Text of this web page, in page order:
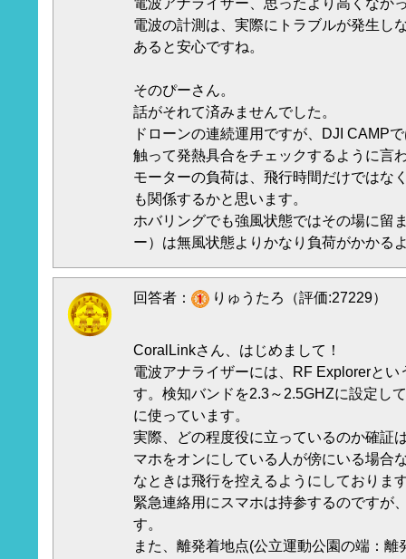
電波アナライザー、思ったより高くなか
電波の計測は、実際にトラブルが発生し
あると安心ですね。
そのぴーさん。
話がそれて済みませんでした。
ドローンの連続運用ですが、DJI CAMP
触って発熱具合をチェックするように言
モーターの負荷は、飛行時間だけではな
も関係するかと思います。
ホバリングでも強風状態ではその場に留
ー）は無風状態よりかなり負荷がかかる
回答者： りゅうたろ（評価:27229）
CoralLinkさん、はじめまして！
電波アナライザーには、RF Explorerとい
す。検知バンドを2.3～2.5GHZに設定し
に使っています。
実際、どの程度役に立っているのか確証
マホをオンにしている人が傍にいる場合
なときは飛行を控えるようにしておりま
緊急連絡用にスマホは持参するのですが
す。
また、離発着地点(公立運動公園の端：